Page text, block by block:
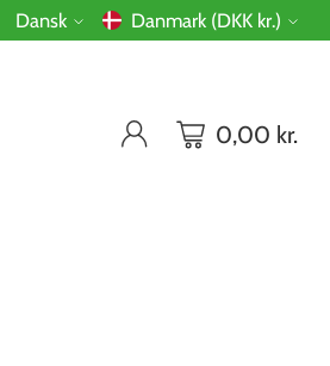
Sprog
Dansk
Valuta
Danmark (DKK kr.)
0,00 kr.